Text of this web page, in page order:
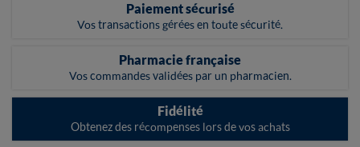
Paiement sécurisé
Vos transactions gérées en toute sécurité.
Pharmacie française
Vos commandes validées par un pharmacien.
Fidélité
Obtenez des récompenses lors de vos achats